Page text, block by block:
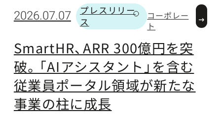
2026.07.07
カテゴリー
プレスリリー
ス
コーポレー
ト
SmartHR、ARR 300億円を突
破。「AIアシスタント」を含む
従業員ポータル領域が新たな
事業の柱に成長